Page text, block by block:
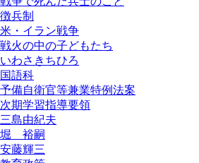
徴兵制
米・イラン戦争
戦火の中の子どもたち
いわさきちひろ
国語科
予備自衛官等兼業特例法案
次期学習指導要領
三島由紀夫
堀 裕嗣
安藤輝三